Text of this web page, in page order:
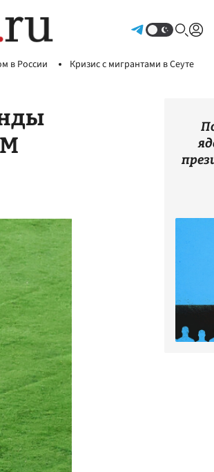
в России Кризис с мигрантами в Сеуте